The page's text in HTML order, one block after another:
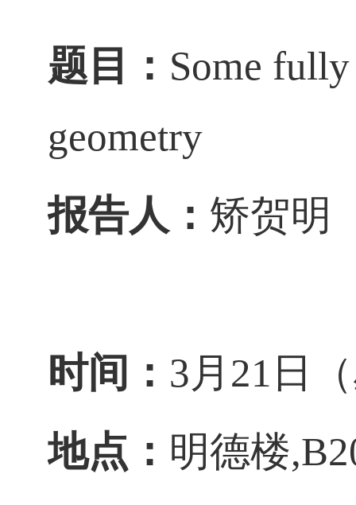
题目： Some
geometry
报告人： 矫贺明
时间： 3月 21 日 （
地点： 明德楼